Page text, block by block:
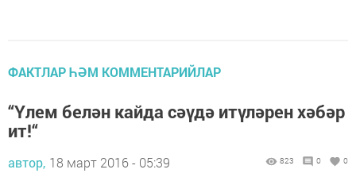
ФАКТЛАР ҺӘМ КОММЕНТАРИЙЛАР
“Үлем белән кайда сәүдә итүләрен хәбәр
ит!“
автор, 18 март 2016 - 05:39 823 0 0